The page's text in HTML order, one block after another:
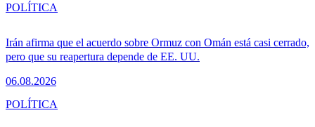
Irán afirma que el acuerdo sobre Ormuz con Omán está casi cerrado,
pero que su reapertura depende de EE. UU.
06.08.2026
POLÍTICA
POLÍTICA